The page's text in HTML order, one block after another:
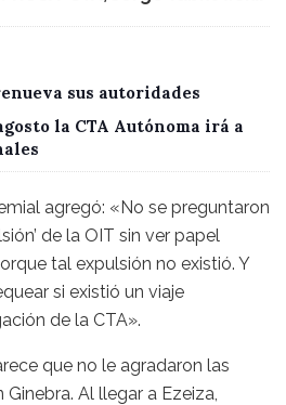
sus autoridades
la CTA Autónoma irá a
agregó: «No se preguntaron
de la OIT sin ver papel
tal expulsión no existió. Y
si existió un viaje
de la CTA».
que no le agradaron las
Al llegar a Ezeiza,